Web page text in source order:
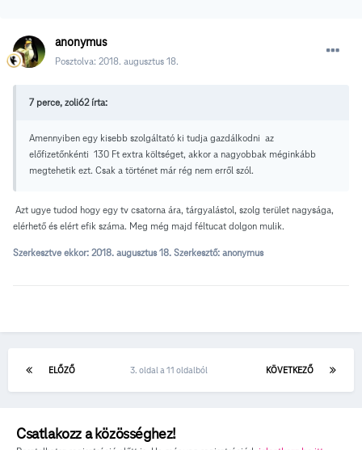
anonymus
Posztolva: 2018. augusztus 18.
7 perce, zoli62 írta:
Amennyiben egy kisebb szolgáltató ki tudja gazdálkodni az
előfizetőnkénti 130 Ft extra költséget, akkor a nagyobbak méginkább
megtehetik ezt. Csak a történet már rég nem erről szól.
Azt ugye tudod hogy egy tv csatorna ára, tárgyalástol, szolg terület nagysága,
elérhető és elért efik száma. Meg még majd féltucat dolgon mulik.
Szerkesztve ekkor: 2018. augusztus 18. Szerkesztő: anonymus
ELŐZŐ KÖVETKEZŐ
3. oldal a 11 oldalból
Csatlakozz a közösséghez!